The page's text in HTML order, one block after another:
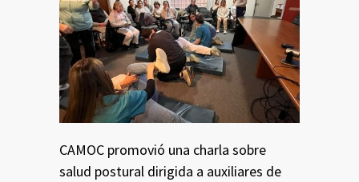
CAMOC promovió una charla sobre
salud postural dirigida a auxiliares de